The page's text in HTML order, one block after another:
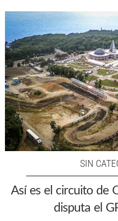
SIN
Así es el circuito de
disputa el